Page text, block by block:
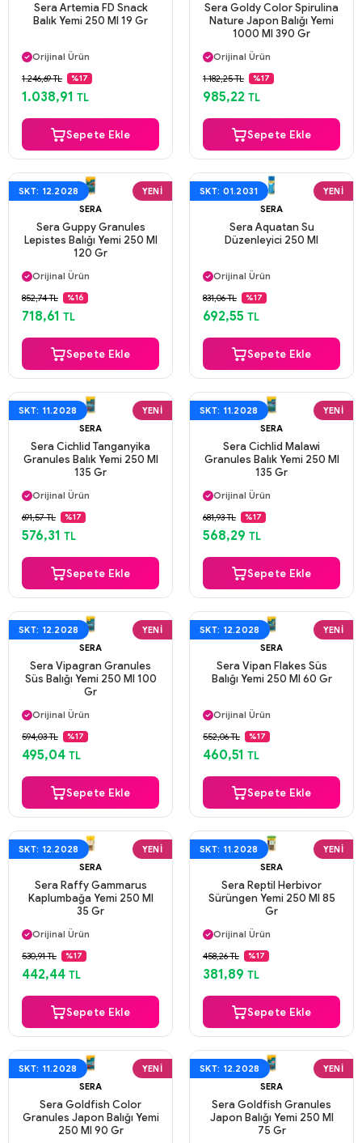
Sera Artemia FD Snack
Balık Yemi 250 Ml 19 Gr
Orijinal Ürün
Güvenli Ödeme
Aynı Gün Kargo
1.246,69 TL %17
1.038,91 TL
Sepete Ekle
Sera Goldy Color Spirulina
Nature Japon Balığı Yemi
1000 Ml 390 Gr
Aynı Gün Kargo
Orijinal Ürün
Güvenli Ödeme
Aynı Gün Kargo
1.182,25 TL %17
985,22 TL
Sepete Ekle
SKT: 12.2028
YENI
SERA
Sera Guppy Granules
Lepistes Balığı Yemi 250 Ml
120 Gr
Aynı Gün Kargo
Orijinal Ürün
Güvenli Ödeme
Aynı Gün Kargo
852,74 TL %16
718,61 TL
Sepete Ekle
SKT: 01.2031
YENI
SERA
Sera Aquatan Su
Düzenleyici 250 Ml
Orijinal Ürün
Güvenli Ödeme
Aynı Gün Kargo
831,06 TL %17
692,55 TL
Sepete Ekle
SKT: 11.2028
YENI
SERA
Sera Cichlid Tanganyika
Granules Balık Yemi 250 Ml
135 Gr
Aynı Gün Kargo
Orijinal Ürün
Güvenli Ödeme
Aynı Gün Kargo
691,57 TL %17
576,31 TL
Sepete Ekle
SKT: 11.2028
YENI
SERA
Sera Cichlid Malawi
Granules Balık Yemi 250 Ml
135 Gr
Aynı Gün Kargo
Orijinal Ürün
Güvenli Ödeme
Aynı Gün Kargo
681,93 TL %17
568,29 TL
Sepete Ekle
SKT: 12.2028
YENI
SERA
Sera Vipagran Granules
Süs Balığı Yemi 250 Ml 100
Gr
Aynı Gün Kargo
Orijinal Ürün
Güvenli Ödeme
Aynı Gün Kargo
594,03 TL %17
495,04 TL
Sepete Ekle
SKT: 12.2028
YENI
SERA
Sera Vipan Flakes Süs
Balığı Yemi 250 Ml 60 Gr
Orijinal Ürün
Güvenli Ödeme
Aynı Gün Kargo
552,06 TL %17
460,51 TL
Sepete Ekle
SKT: 12.2028
YENI
SERA
Sera Raffy Gammarus
Kaplumbağa Yemi 250 Ml
35 Gr
Aynı Gün Kargo
Orijinal Ürün
Güvenli Ödeme
Aynı Gün Kargo
530,91 TL %17
442,44 TL
Sepete Ekle
SKT: 11.2028
YENI
SERA
Sera Reptil Herbivor
Sürüngen Yemi 250 Ml 85
Gr
Aynı Gün Kargo
Orijinal Ürün
Güvenli Ödeme
Aynı Gün Kargo
458,26 TL %17
381,89 TL
Sepete Ekle
SKT: 11.2028
YENI
SERA
Sera Goldfish Color
Granules Japon Balığı Yemi
250 Ml 90 Gr
Aynı Gün Kargo
SKT: 12.2028
YENI
SERA
Sera Goldfish Granules
Japon Balığı Yemi 250 Ml
75 Gr
Aynı Gün Kargo